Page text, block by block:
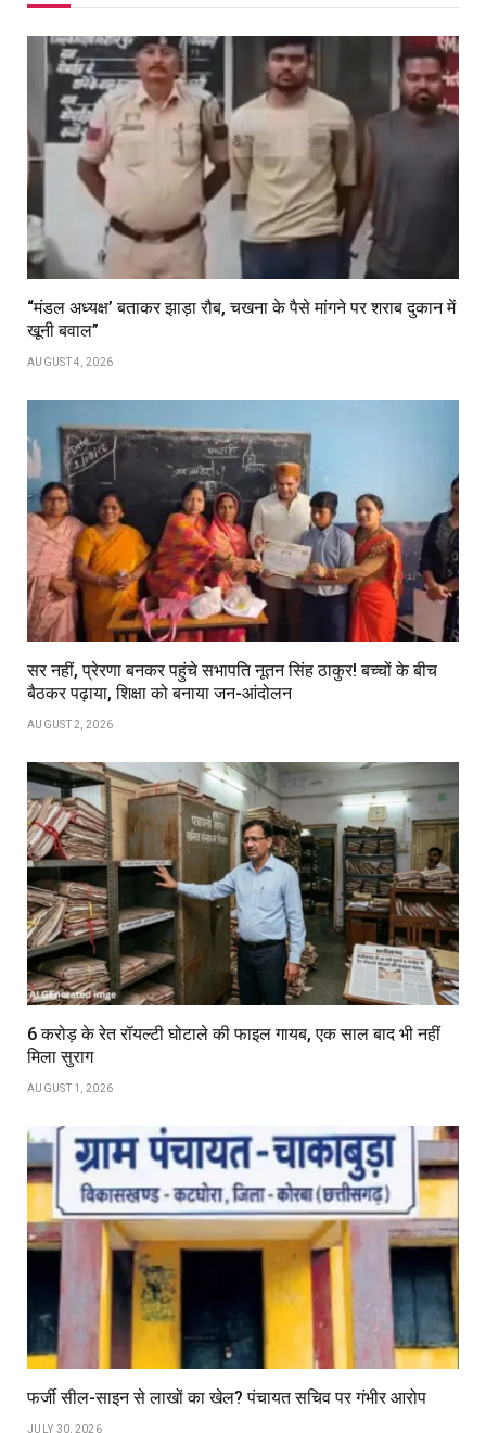
“मंडल अध्यक्ष’ बताकर झाड़ा रौब, चखना के पैसे मांगने पर शराब दुकान में
खूनी बवाल”
AUGUST 4, 2026
सर नहीं, प्रेरणा बनकर पहुंचे सभापति नूतन सिंह ठाकुर! बच्चों के बीच
बैठकर पढ़ाया, शिक्षा को बनाया जन-आंदोलन
AUGUST 2, 2026
6 करोड़ के रेत रॉयल्टी घोटाले की फाइल गायब, एक साल बाद भी नहीं
मिला सुराग
AUGUST 1, 2026
फर्जी सील-साइन से लाखों का खेल? पंचायत सचिव पर गंभीर आरोप
JULY 30, 2026